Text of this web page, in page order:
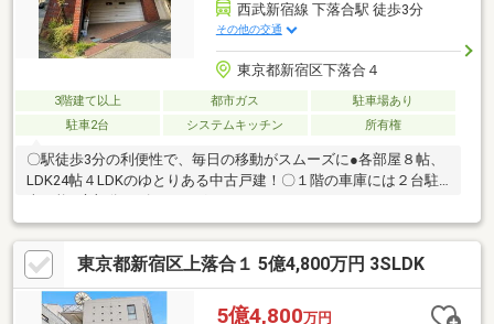
西武新宿線 下落合駅 徒歩3分
その他の交通
東京都新宿区下落合４
3階建て以上 都市ガス
駐車場あり
駐車2台
システムキッチン 所有権
〇駅徒歩3分の利便性で、毎日の移動がスムーズに●各部屋８帖、
LDK24帖４LDKのゆとりある中古戸建！〇１階の車庫には２台駐
東京都新宿区上落合１ 5億4,800万円 3SLDK
5億4,800万円